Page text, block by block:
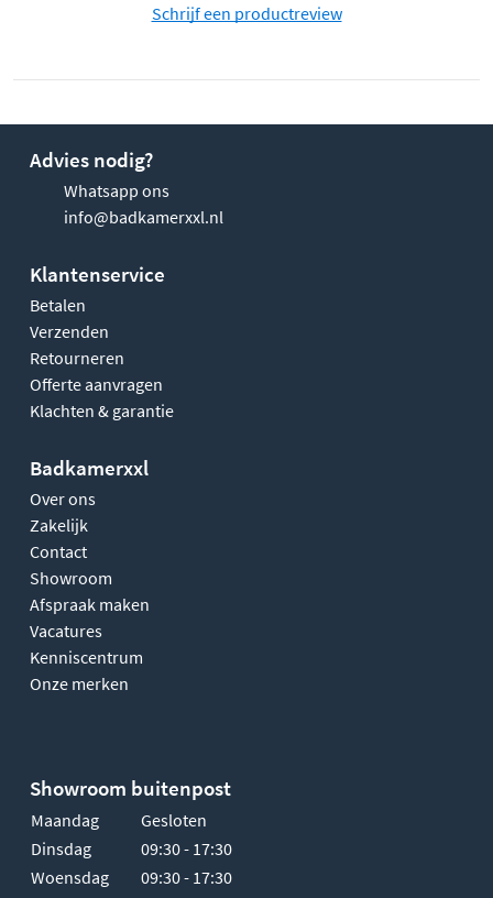
Schrijf een productreview
Advies nodig?
Whatsapp ons
info@badkamerxxl.nl
Klantenservice
Betalen
Verzenden
Retourneren
Offerte aanvragen
Klachten & garantie
Badkamerxxl
Over ons
Zakelijk
Contact
Showroom
Afspraak maken
Vacatures
Kenniscentrum
Onze merken
Showroom buitenpost
Maandag
Gesloten
Dinsdag
09:30 - 17:30
Woensdag
09:30 - 17:30